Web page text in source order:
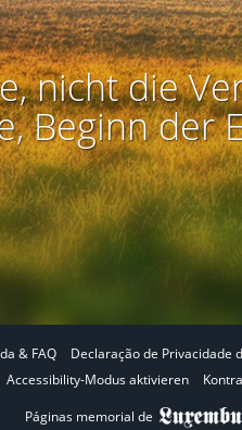
nicht die
Beginn der
& FAQ Declaração de Privacidade
N
Accessibility-Modus aktivieren
N
Páginas memorial de